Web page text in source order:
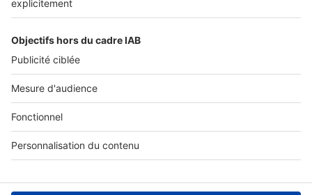
SeLogerNeuf.com
SeLogerVacances.com- Location saisonnière
SeLoger.com- Prix de l'immobilier au m²
Amivac.com- Location de vacances
Suivre SeLoger bureaux & commerces
Location Bureau Location Coworking Location Local commercial /
Local commercial / Boutique Vente Local d'activités / Entrepôt
Vente Terrain Vente Fonds de Commerce Location local